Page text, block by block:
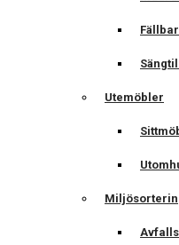
Utemöbler